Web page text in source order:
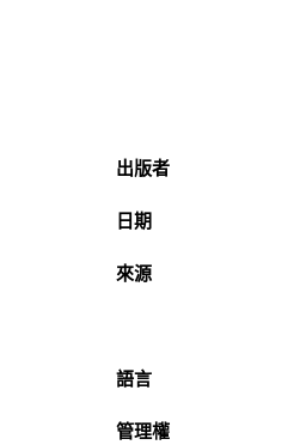
出版者
日期
來源
語言
管理權